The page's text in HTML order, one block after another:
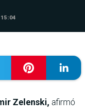
Zelenski, afirmó